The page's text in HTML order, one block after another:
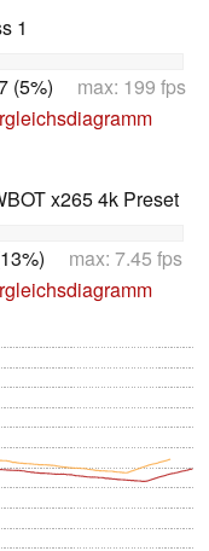
1
(5%) max: 199 fps
x265 4k Preset
max: 7.45 fps